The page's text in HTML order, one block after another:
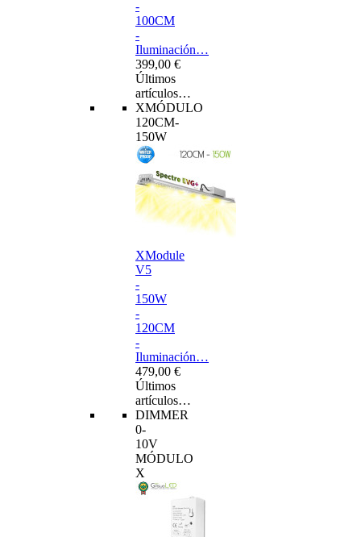
-
100CM
-
Iluminación…
399,00 €
Últimos
artículos…
XMÓDULO
120CM-
150W
XModule
V5
-
150W
-
120CM
-
Iluminación…
479,00 €
Últimos
artículos…
DIMMER
0-
10V
MÓDULO
X